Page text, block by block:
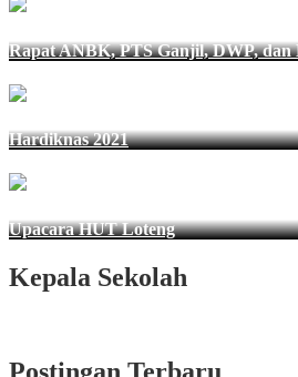
Rapat ANBK, PTS Ganjil, DWP, dan
Hardiknas 2021
Upacara HUT Loteng
Kepala Sekolah
Postingan Terbaru